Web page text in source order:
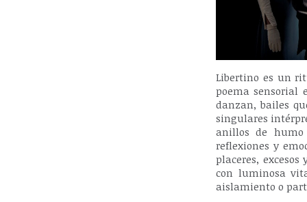
Libertino es un
poema sensorial
danzan, bailes
singulares
anillos de humo
reflexiones y
placeres,
con luminosa
aislamiento o